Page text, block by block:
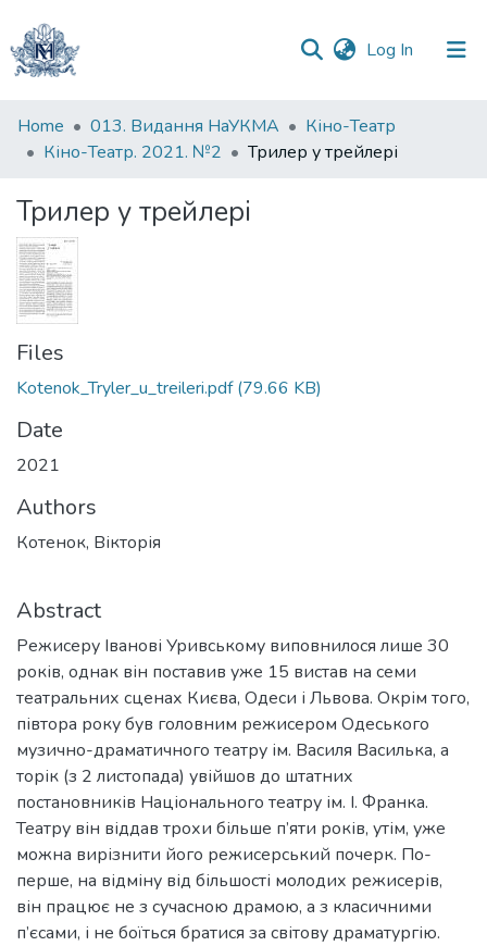
Log In (current)
Communities
&
All of DSpace
Statistics
Home 013. Видання НаУКМА
Кіно-Театр
Кіно-Театр. 2021. №2
Трилер у трейлері
Трилер у трейлері
Files
Kotenok_Tryler_u_treileri.pdf(79.66 KB)
Date
2021
Authors
Котенок, Вікторія
Abstract
Режисеру Іванові Уривському виповнилося лише 30
років, однак він поставив уже 15 вистав на семи
театральних сценах Києва, Одеси і Львова. Окрім того,
півтора року був головним режисером Одеського
музично-драматичного театру ім. Василя Василька, а
торік (з 2 листопада) увійшов до штатних
постановників Національного театру ім. І. Франка.
Театру він віддав трохи більше п’яти років, утім, уже
можна вирізнити його режисерський почерк. По-
перше, на відміну від більшості молодих режисерів,
він працює не з сучасною драмою, а з класичними
п’єсами, і не боїться братися за світову драматургію.